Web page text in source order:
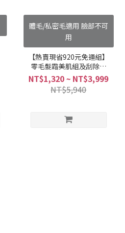
體毛/私密毛適用 臉部不可
用
【熱賣現省920元免運組】
零毛髮霜美肌組及刮除海
NT$1,320 ~ NT$3,999
NT$5,940